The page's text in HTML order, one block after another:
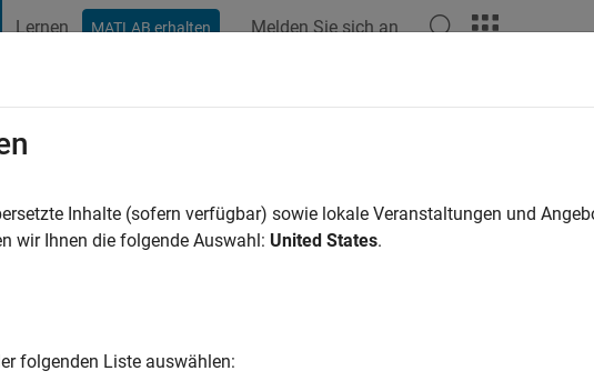
Lernen MATLAB erhalten Melden Sie sich an
|Aktiv seit 2022
0
Inhalte (sofern verfügbar) sowie lokale Veranstaltungen und
wir Ihnen die folgende Auswahl: United States.
folgenden Liste auswählen: